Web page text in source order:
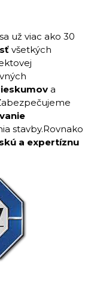
sa už viac ako 30
všetkých
a
stavby.Rovnako
a expertíznu